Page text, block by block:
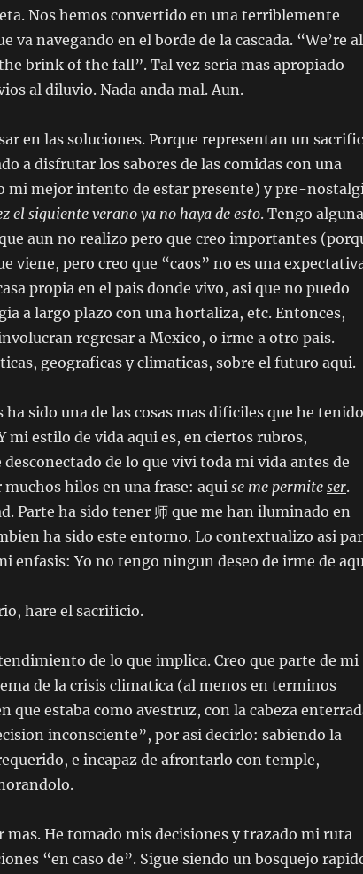
Nos hemos convertido en una terriblemente
va navegando en el borde de la cascada. “We’re
brink of the fall”. Tal vez seria mas apropiado
al diluvio. Nada anda mal. Aun.
en las soluciones. Porque representan un
a disfrutar los sabores de las comidas con una
mi mejor intento de estar presente) y pre-
el siguiente verano ya no haya de esto. Tengo
aun no realizo pero que creo importantes
viene, pero creo que “caos” no es una
propia en el pais donde vivo, asi que no puedo
a largo plazo con una hortaliza, etc. Entonces,
regresar a Mexico, o irme a otro pais.
geograficas y climaticas, sobre el futuro aqui.
ha sido una de las cosas mas dificiles que he tenido
mi estilo de vida aqui es, en ciertos rubros,
de lo que vivi toda mi vida antes de
muchos hilos en una frase: aquise me permite ser.
Parte ha sido tener 师 que me han iluminado en
ha sido este entorno. Lo contextualizo asi
enfasis: Yo no tengo ningun deseo de irme de
hare el sacrificio.
de lo que implica. Creo que parte de mi
de la crisis climatica (al menos en terminos
que estaba como avestruz, con la cabeza
inconsciente”, por asi decirlo: sabiendo la
e incapaz de afrontarlo con temple,
mas. He tomado mis decisiones y trazado mi ruta
“en caso de”. Sigue siendo un bosquejo